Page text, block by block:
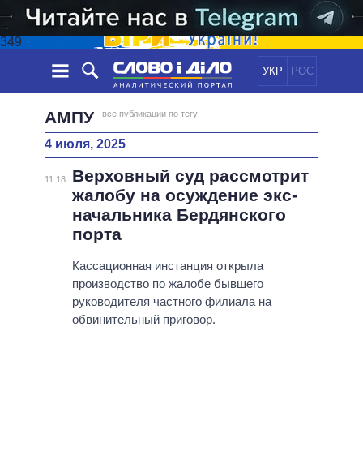
349
УКР РОС
НОВОСТИ
ЛЕНТА
СОБЫТИЯ
СТАТЬИ
МНЕНИЯ
ОБЗОРЫ
ДАЙДЖЕСТЫ
ЭКОНОМИКА
ОБЩЕСТВО
МИР
ПОЛИТИКИ
ВСЕ ПОЛИТИКИ
ПРЕЗИДЕНТ И ОФИС
ВЕРХОВНАЯ РАДА
КАБИНЕТ МИНИСТРОВ
ГЛАВЫ ОБЛАДМИНИСТРАЦИЙ
ИНФОГРАФИКА
ПОДДЕРЖАТЬ
СРАВНЕНИЕ ПОЛИТИКОВ
АМПУ все публикации по тегу
4 июля, 2025
11:18
Верховный суд рассмотрит
жалобу на осуждение экс-
начальника Бердянского
порта
Кассационная инстанция открыла
производство по жалобе бывшего
руководителя частного филиала на
обвинительный приговор.